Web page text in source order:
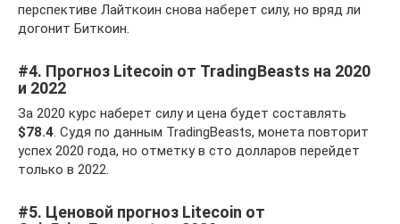
перспективе Лайткоин снова наберет силу, но вряд ли
догонит Биткоин.
#4. Прогноз Litecoin от TradingBeasts на 2020
и 2022
За 2020 курс наберет силу и цена будет составлять
$78.4. Судя по данным TradingBeasts, монета повторит
успех 2020 года, но отметку в сто долларов перейдет
только в 2022.
#5. Ценовой прогноз Litecoin от